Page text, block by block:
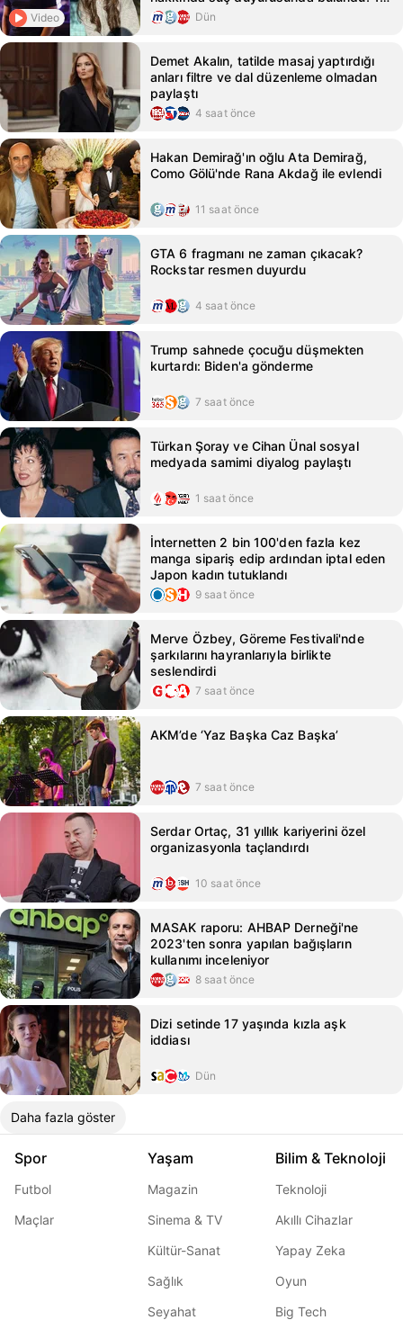
Video
yaş büyük isimle aşk yaşıyor - Magazin
Haberleri
Dün
Demet Akalın, tatilde masaj yaptırdığı
anları filtre ve dal düzenleme olmadan
paylaştı
4 saat önce
Hakan Demirağ'ın oğlu Ata Demirağ,
Como Gölü'nde Rana Akdağ ile evlendi
11 saat önce
GTA 6 fragmanı ne zaman çıkacak?
Rockstar resmen duyurdu
4 saat önce
Trump sahnede çocuğu düşmekten
kurtardı: Biden'a gönderme
7 saat önce
Türkan Şoray ve Cihan Ünal sosyal
medyada samimi diyalog paylaştı
1 saat önce
İnternetten 2 bin 100'den fazla kez
manga sipariş edip ardından iptal eden
Japon kadın tutuklandı
9 saat önce
Merve Özbey, Göreme Festivali'nde
şarkılarını hayranlarıyla birlikte
seslendirdi
7 saat önce
AKM’de ‘Yaz Başka Caz Başka’
7 saat önce
Serdar Ortaç, 31 yıllık kariyerini özel
organizasyonla taçlandırdı
10 saat önce
MASAK raporu: AHBAP Derneği'ne
2023'ten sonra yapılan bağışların
kullanımı inceleniyor
8 saat önce
Dizi setinde 17 yaşında kızla aşk
iddiası
Dün
Daha fazla göster
Spor
Futbol
Maçlar
Yaşam
Magazin
Sinema & TV
Kültür-Sanat
Sağlık
Seyahat
Bilim & Teknoloji
Teknoloji
Akıllı Cihazlar
Yapay Zeka
Oyun
Big Tech